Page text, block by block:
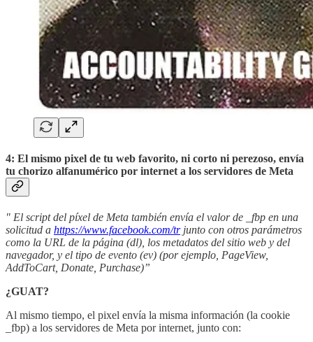
4: El mismo pixel de tu web favorito, ni corto ni perezoso, envía
tu chorizo alfanumérico por internet a los servidores de Meta
" El script del píxel de Meta también envía el valor de _fbp en una
solicitud a https://www.facebook.com/trjunto con otros parámetros
como la URL de la página (dl), los metadatos del sitio web y del
navegador, y el tipo de evento (ev) (por ejemplo, PageView,
AddToCart, Donate, Purchase)”
¿GUAT?
Al mismo tiempo, el pixel envía la misma información (la cookie
_fbp) a los servidores de Meta por internet, junto con: